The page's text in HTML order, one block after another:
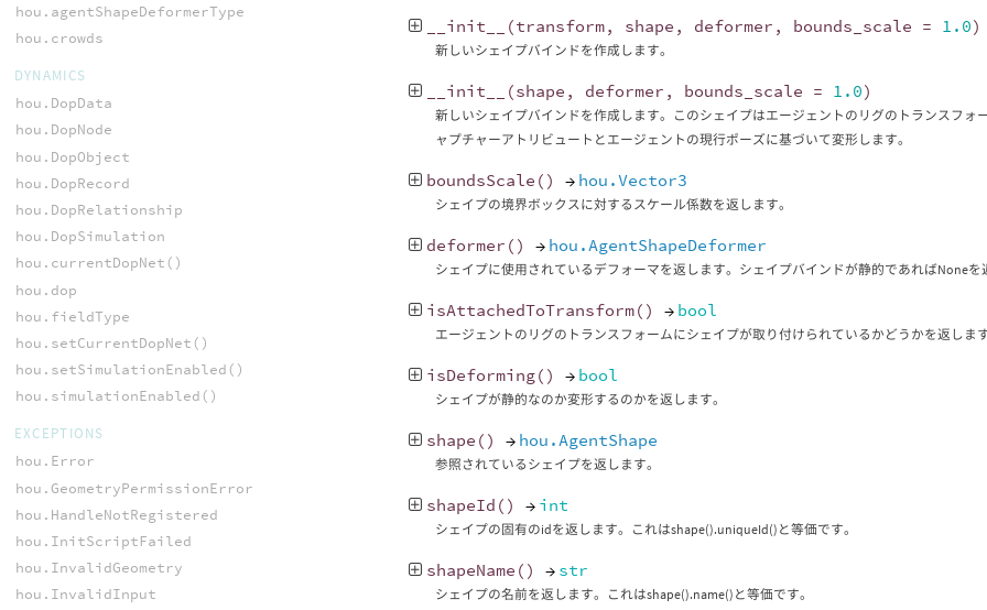
__init__ (transform, shape , deformer , bounds_scale = 1.0)
新しいシェイプバインドを作成します。
__init__ (shape , deformer , bounds_scale = 1.0)
新しいシェイプバインドを作成します。このシェイプはエージェントのリグのトランスフ
ャプチャーアトリビュートとエージェントの現行ポーズに基づいて変形します。
boundsScale () → hou.Vector3
シェイプの境界ボックスに対するスケール係数を返します。
deformer () → hou.AgentShapeDeformer
シェイプに使用されているデフォーマを返します。シェイプバインドが静的であればNoneを
isAttachedToTransform() → bool
エージェントのリグのトランスフォームにシェイプが取り付けられているかどうかを返しま
isDeforming() → bool
シェイプが静的なのか変形するのかを返します。
shape () → hou.AgentShape
参照されているシェイプを返します。
shapeId () → int
シェイプの固有のidを返します。これはshape().uniqueId()と等価です。
shapeName () → str
シェイプの名前を返します。これはshape().name()と等価です。
hou.agentShapeDeformerType
hou.crowds
DYNAMICS
hou.DopData
hou.DopNode
hou.DopObject
hou.DopRecord
hou.DopRelationship
hou.DopSimulation
hou.currentDopNet()
hou.dop
hou.fieldType
hou.setCurrentDopNet()
hou.setSimulationEnabled()
hou.simulationEnabled()
EXCEPTIONS
hou.Error
hou.GeometryPermissionError
hou.HandleNotRegistered
hou.InitScriptFailed
hou.InvalidGeometry
hou.InvalidInput